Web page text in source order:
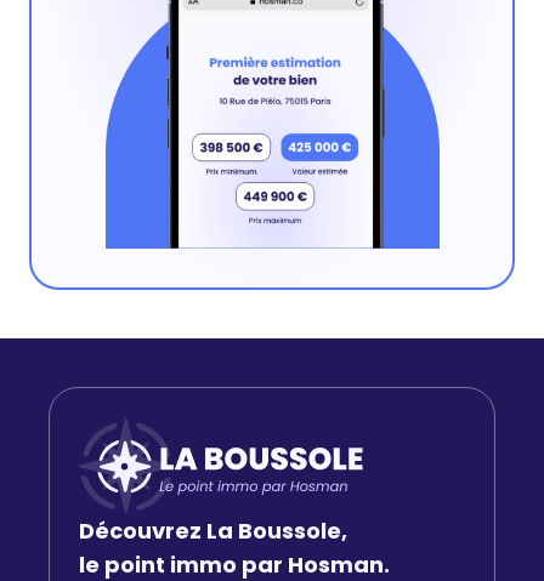
Découvrez La Boussole,
le point immo par Hosman.